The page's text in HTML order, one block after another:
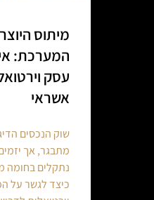
מיתוס
המערכת:
עסק
אשראי
שוק הנכסים
מתבגר, אך
נתקלים בחומה
כיצד לגשר על